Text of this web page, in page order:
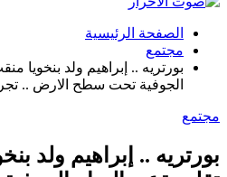
الصفحة الرئيسية
مجتمع
بورتريه .. إبراهيم ولد بنخويا
الجوفية تحت سطح الارض ..
مجتمع
بورتريه .. إبراهيم ولد